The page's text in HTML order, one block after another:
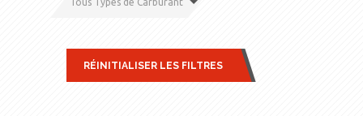
RÉINITIALISER LES FILTRES